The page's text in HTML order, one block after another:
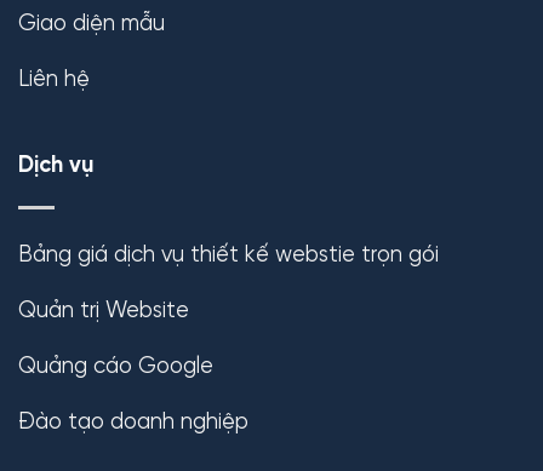
Giao diện mẫu
Liên hệ
Dịch vụ
Bảng giá dịch vụ thiết kế webstie trọn gói
Quản trị Website
Quảng cáo Google
Đào tạo doanh nghiệp